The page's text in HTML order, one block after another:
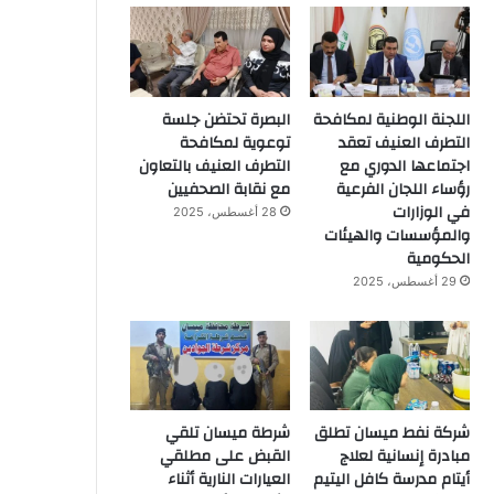
اللجنة الوطنية لمكافحة
التطرف العنيف تعقد
اجتماعها الدوري مع
رؤساء اللجان الفرعية
في الوزارات
والمؤسسات والهيئات
الحكومية
29 أغسطس، 2025
البصرة تحتضن جلسة
توعوية لمكافحة
التطرف العنيف بالتعاون
مع نقابة الصحفيين
28 أغسطس، 2025
شركة نفط ميسان تطلق
مبادرة إنسانية لعلاج
أيتام مدرسة كافل اليتيم
شرطة ميسان تلقي
القبض على مطلقي
العيارات النارية أثناء